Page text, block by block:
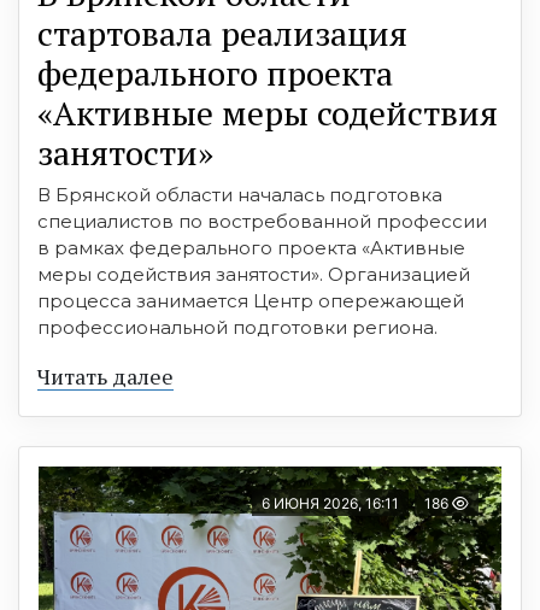
стартовала реализация
федерального проекта
«Активные меры содействия
занятости»
В Брянской области началась подготовка
специалистов по востребованной профессии
в рамках федерального проекта «Активные
меры содействия занятости». Организацией
процесса занимается Центр опережающей
профессиональной подготовки региона.
Читать далее
6 ИЮНЯ 2026, 16:11 186